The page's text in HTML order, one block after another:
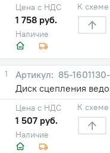
Наличие
Цена с НДС
1 758 руб.
К схеме
1
85-
Диск сцепления
Наличие
Цена с НДС
1 507 руб.
К схеме